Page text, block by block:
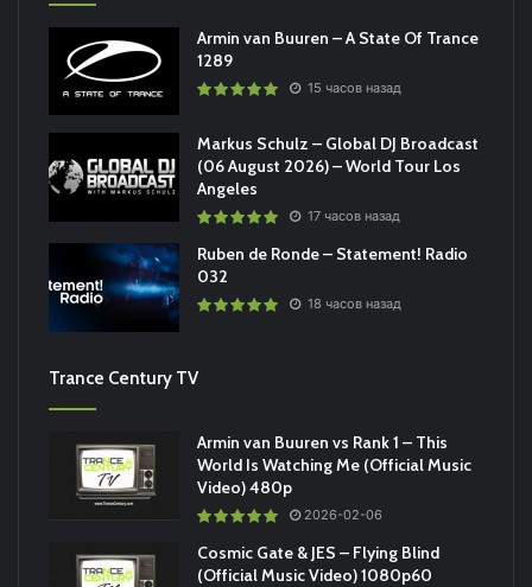
Armin van Buuren – A State Of Trance
1289
15 часов назад
Markus Schulz – Global DJ Broadcast
(06 August 2026) – World Tour Los
Angeles
17 часов назад
Ruben de Ronde – Statement! Radio
032
18 часов назад
Trance Century TV
Armin van Buuren vs Rank 1 – This
World Is Watching Me (Official Music
Video) 480p
2026-02-06
Cosmic Gate & JES – Flying Blind
(Official Music Video) 1080p60